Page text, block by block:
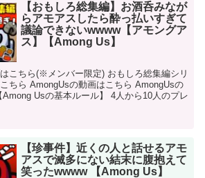
【おもしろ総集編】お酒呑みなが
らアモアスしたら酔っ払いすぎて
議論できないwwww【アモングア
ス】【Among Us】
こちら(※メンバー限定) おもしろ総集編シリ
ちら AmongUsの動画はこちら AmongUsの
Usの基本ルール】 4人から10人のプレ
【珍事件】近くの人と話せるアモ
アスで滅多にない結末に腹抱えて
笑ったwwww 【Among Us】